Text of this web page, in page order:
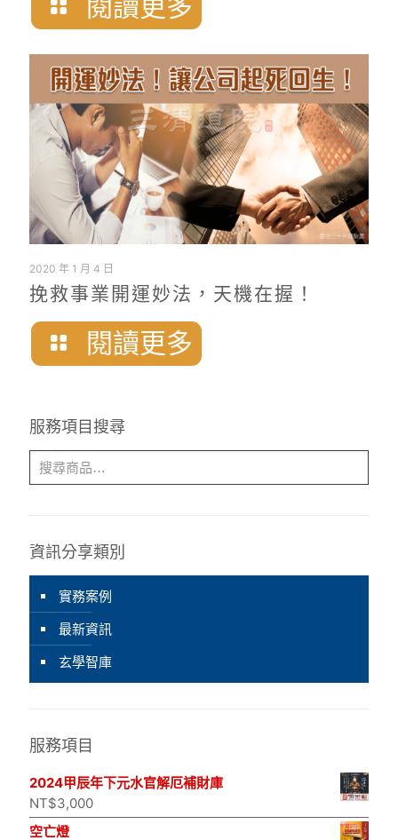
閱讀更多
2020 年 1 月 4 日
挽救事業開運妙法，天機在握！
閱讀更多
服務項目搜尋
資訊分享類別
實務案例
最新資訊
玄學智庫
服務項目
2024甲辰年下元水官解厄補財庫
NT$3,000
空亡燈